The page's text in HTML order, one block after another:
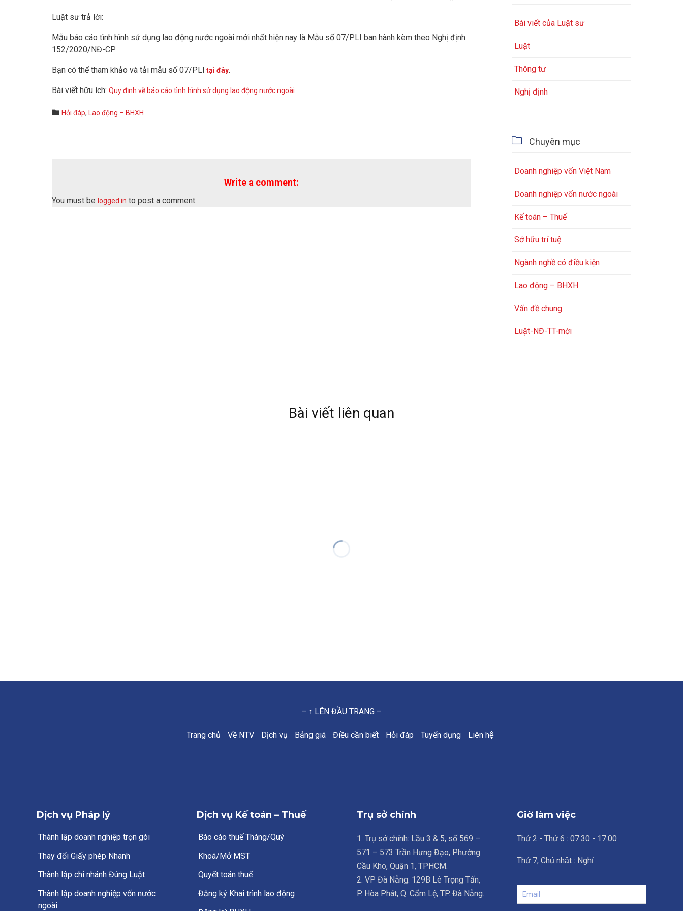
Luật sư trả lời:
Mẫu báo cáo tình hình sử dụng lao động nước ngoài mới nhất hiện nay là Mẫu số 07/PLI ban hành kèm theo Nghị định
152/2020/NĐ-CP.
Bạn có thể tham khảo và tải mẫu số 07/PLI tại đây.
Bài viết hữu ích: Quy định về báo cáo tình hình sử dụng lao động nước ngoài
 Category
Hỏi đáp, Lao động – BHXH
Write a comment:
You must be logged in to post a comment.
Bài viết của Luật sư
Luật
Thông tư
Nghị định
 Chuyên mục
Doanh nghiệp vốn Việt Nam
Doanh nghiệp vốn nước ngoài
Kế toán – Thuế
Sở hữu trí tuệ
Ngành nghề có điều kiện
Lao động – BHXH
Vấn đề chung
Luật-NĐ-TT-mới
Bài viết liên quan
– ↑ LÊN ĐẦU TRANG –
Trang chủ Về NTV Dịch vụ Bảng giá Điều cần biết Hỏi đáp Tuyển dụng Liên hệ
Dịch vụ Pháp lý
Thành lập doanh nghiệp trọn gói
Thay đổi Giấy phép Nhanh
Thành lập chi nhánh Đúng Luật
Thành lập doanh nghiệp vốn nước
ngoài
Dịch vụ Kế toán – Thuế
Báo cáo thuế Tháng/Quý
Khoá/Mở MST
Quyết toán thuế
Đăng ký Khai trình lao động
Trụ sở chính
1. Trụ sở chính: Lầu 3 & 5, số 569 –
571 – 573 Trần Hưng Đạo, Phường
Cầu Kho, Quận 1, TPHCM.
2. VP Đà Nẵng: 129B Lê Trọng Tấn,
P. Hòa Phát, Q. Cẩm Lệ, TP. Đà Nẵng.
Giờ làm việc
Thứ 2 - Thứ 6 : 07:30 - 17:00
Thứ 7, Chủ nhật : Nghỉ